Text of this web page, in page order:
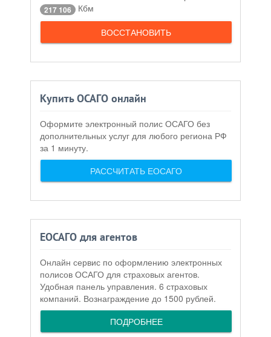
217 106
Кбм
ВОССТАНОВИТЬ
Купить ОСАГО онлайн
Оформите электронный полис ОСАГО без
дополнительных услуг для любого региона РФ
за 1 минуту.
РАССЧИТАТЬ ЕОСАГО
ЕОСАГО для агентов
Онлайн сервис по оформлению электронных
полисов ОСАГО для страховых агентов.
Удобная панель управления. 6 страховых
компаний. Вознаграждение до 1500 рублей.
ПОДРОБНЕЕ